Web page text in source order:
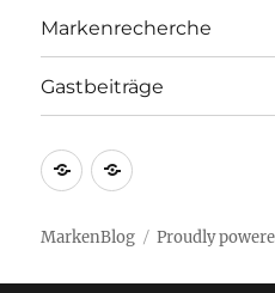
Markenrecherche
Gastbeiträge
Markenrecherche
Gastbeiträge
MarkenBlog Proudly